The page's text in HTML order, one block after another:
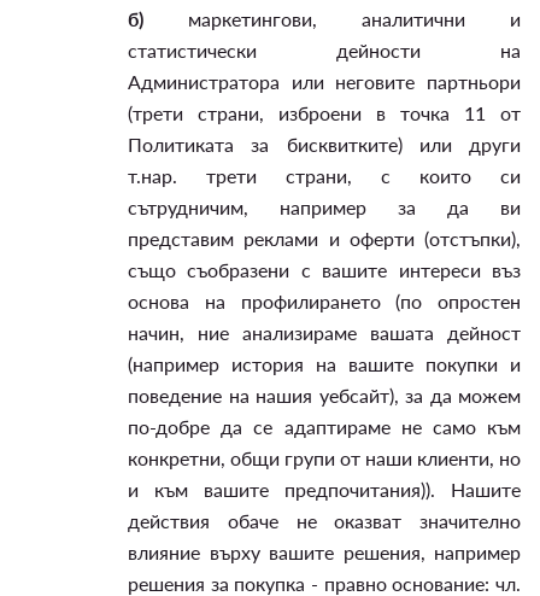
б) маркетингови, аналитични и
статистически дейности на
Администратора или неговите партньори
(трети страни, изброени в точка 11 от
Политиката за бисквитките) или други
т.нар. трети страни, с които си
сътрудничим, например за да ви
представим реклами и оферти (отстъпки),
също съобразени с вашите интереси въз
основа на профилирането (по опростен
начин, ние анализираме вашата дейност
(например история на вашите покупки и
поведение на нашия уебсайт), за да можем
по-добре да се адаптираме не само към
конкретни, общи групи от наши клиенти, но
и към вашите предпочитания)). Нашите
действия обаче не оказват значително
влияние върху вашите решения, например
решения за покупка - правно основание: чл.